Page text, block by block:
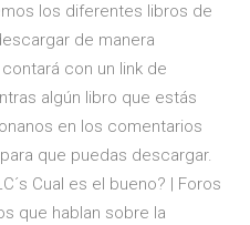
los diferentes libros de
de manera
con un link de
algún libro que estás
en los comentarios
que puedas descargar.
Cual es el bueno? | Foros
que hablan sobre la